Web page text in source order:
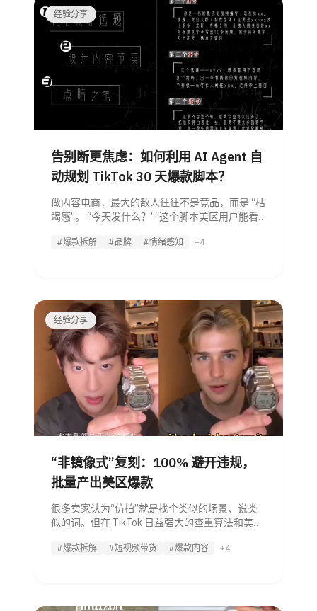
经验分享
告别断更焦虑：如何利用 AI Agent 自
动规划 TikTok 30 天爆款脚本？
做内容电商，最大的敌人往往不是竞品，而是 “枯
竭感”。 “今天发什么？”“这个脚本美区用户能看
了……” 在内容电商的逻辑里，断更就等于断流。
#爆款拆解 #品牌 #情绪感知 +4
经验分享
“非镜像式”复刻：100% 避开违规，
批量产出美区爆款
很多卖家认为“仿拍”就是找个类似的场景、说类
似的词。但在 TikTok 日益强大的查重算法和美区
已经走到了死胡同。 真正的跨境大卖，都在利用
#爆款拆解 #短视频带货 #爆款内容 +4